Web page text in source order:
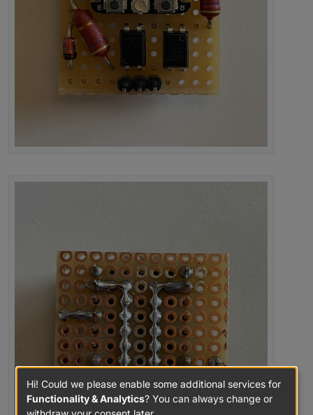
Hi! Could we please enable some additional services for
Functionality & Analytics? You can always change or